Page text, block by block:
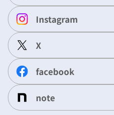
Instagram
X
facebook
note